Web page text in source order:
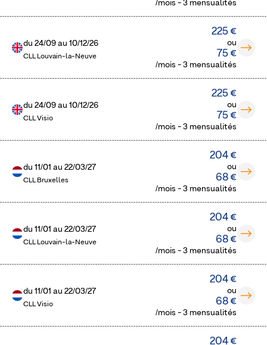
/mois - 3 mensualités
du24/09 au10/12/26
CLL Louvain-la-Neuve
225 €
ou
75 €
/mois - 3 mensualités
du24/09 au10/12/26
CLL Visio
225 €
ou
75 €
/mois - 3 mensualités
du11/01 au22/03/27
CLL Bruxelles
204 €
ou
68 €
/mois - 3 mensualités
du11/01 au22/03/27
CLL Louvain-la-Neuve
204 €
ou
68 €
/mois - 3 mensualités
du11/01 au22/03/27
CLL Visio
204 €
ou
68 €
/mois - 3 mensualités
204 €